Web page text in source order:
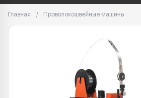
Главная / Проволокошвейные машины